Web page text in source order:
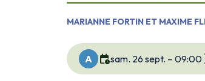
MARIANNE FORTIN ET MAXIME
A calendar_clocksam. 26 sept. – 09:00